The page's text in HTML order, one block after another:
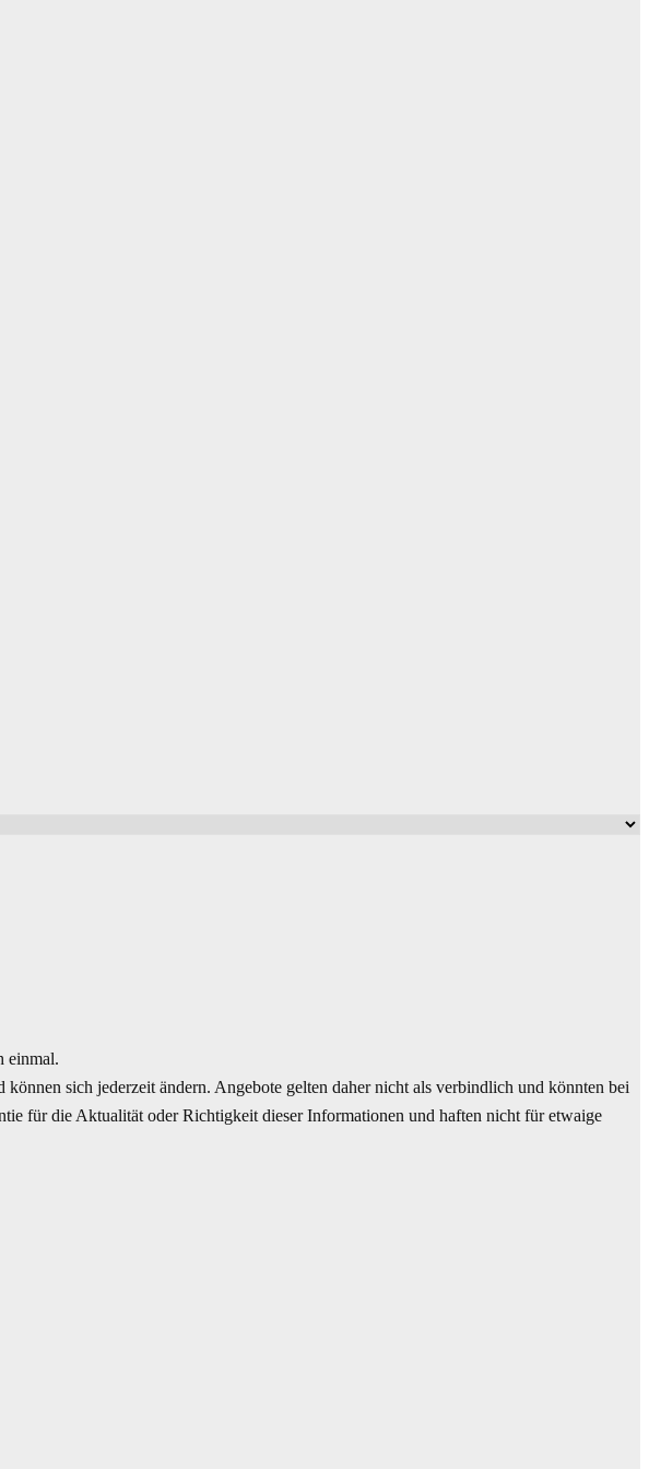
einmal.
sich jederzeit ändern. Angebote gelten daher nicht als verbindlich und könnten bei
für die Aktualität oder Richtigkeit dieser Informationen und haften nicht für etwaige